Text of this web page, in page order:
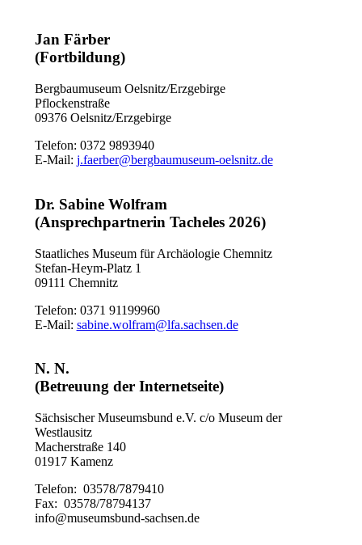
Jan Färber
(Fortbildung)
Bergbaumuseum Oelsnitz/Erzgebirge
Pflockenstraße
09376 Oelsnitz/Erzgebirge
Telefon: 0372 9893940
E-Mail: j.faerber@bergbaumuseum-oelsnitz.de
Dr. Sabine Wolfram
(Ansprechpartnerin Tacheles 2026)
Staatliches Museum für Archäologie Chemnitz
Stefan-Heym-Platz 1
09111 Chemnitz
Telefon: 0371 91199960
E-Mail: sabine.wolfram@lfa.sachsen.de
N. N.
(Betreuung der Internetseite)
Sächsischer Museumsbund e.V. c/o Museum der
Westlausitz
Macherstraße 140
01917 Kamenz
Telefon: 03578/7879410
Fax: 03578/78794137
info@museumsbund-sachsen.de